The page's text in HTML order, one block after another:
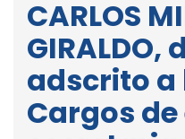
CARLOS
GIRALDO,
adscrito
Cargos